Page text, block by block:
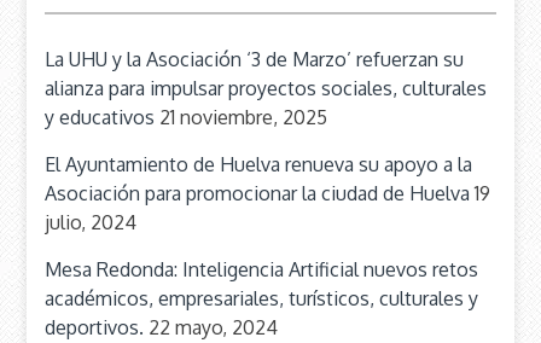
La UHU y la Asociación ‘3 de Marzo’ refuerzan su
alianza para impulsar proyectos sociales, culturales
y educativos 21 noviembre, 2025
El Ayuntamiento de Huelva renueva su apoyo a la
Asociación para promocionar la ciudad de Huelva 19
julio, 2024
Mesa Redonda: Inteligencia Artificial nuevos retos
académicos, empresariales, turísticos, culturales y
deportivos. 22 mayo, 2024